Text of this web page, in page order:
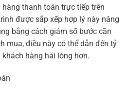
thanh toán trực tiếp trên
được sắp xếp hợp lý này nâng
bằng cách giảm số bước cần
mua, điều này có thể dẫn đến tỷ
hàng hài lòng hơn.